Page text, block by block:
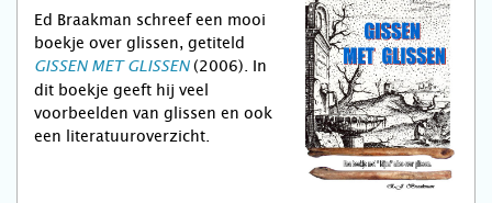
Ed Braakman schreef een mooi
boekje over glissen, getiteld
GISSEN MET GLISSEN(2006). In
dit boekje geeft hij veel
voorbeelden van glissen en ook
een literatuuroverzicht.